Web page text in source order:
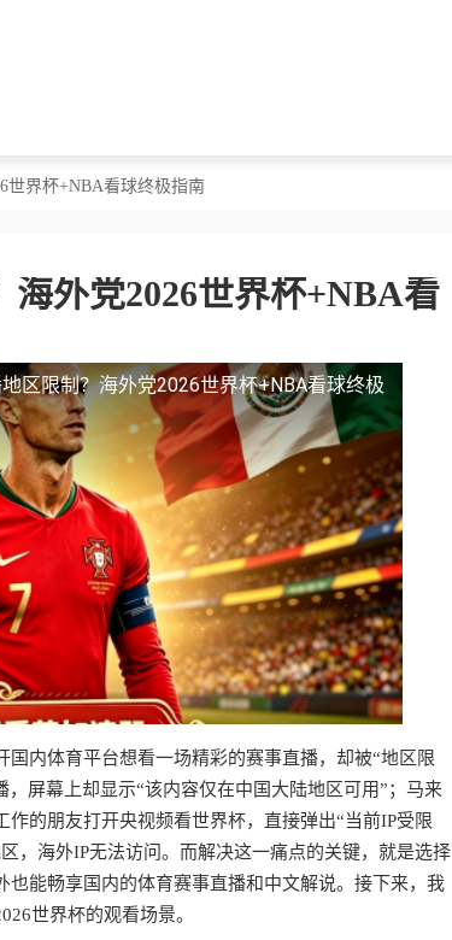
世界杯+NBA看球终极指南
外党2026世界杯+NBA看
区限制？海外党2026世界杯+NBA看球终极
内体育平台想看一场精彩的赛事直播，却被“地区限
屏幕上却显示“该内容仅在中国大陆地区可用”；马来
的朋友打开央视频看世界杯，直接弹出“当前IP受限
，海外IP无法访问。而解决这一痛点的关键，就是选择
也能畅享国内的体育赛事直播和中文解说。接下来，我
世界杯的观看场景。